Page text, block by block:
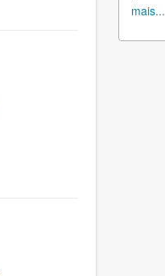
mais...